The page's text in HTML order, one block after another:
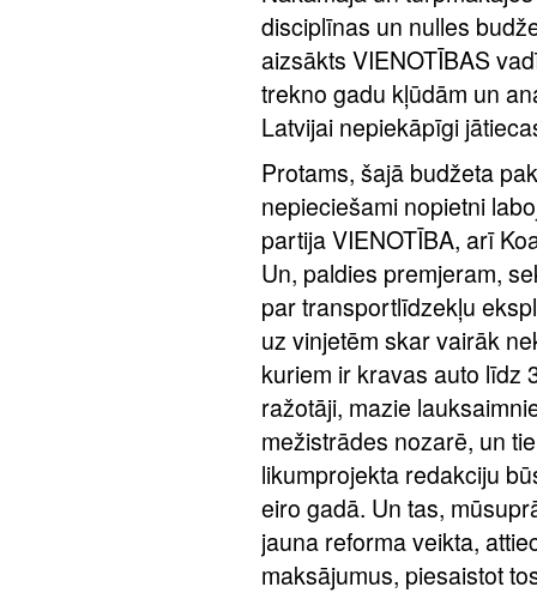
disciplīnas un nulles
aizsākts VIENOTĪBAS
trekno gadu kļūdām un
Latvijai nepiekāpīgi
Protams, šajā budžeta
nepieciešami nopietni
partija VIENOTĪBA, arī
Un, paldies premjeram,
par transportlīdzekļu
uz vinjetēm skar vairāk
kuriem ir kravas auto līdz
ražotāji, mazie
mežistrādes nozarē, un
likumprojekta redakciju
eiro gadā. Un tas,
jauna reforma veikta,
maksājumus, piesaistot